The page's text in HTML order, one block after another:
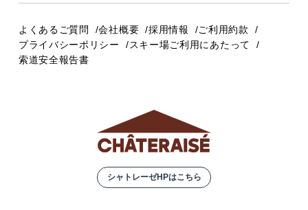
よくあるご質問 会社概要 採用情報
ご利用約款
プライバシーポリシー
スキー場ご利用にあたって
索道安全報告書
シャトレーゼHPはこちら